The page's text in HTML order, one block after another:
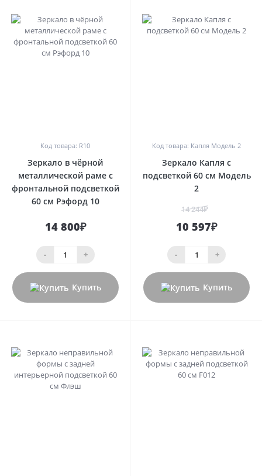
Код товара: R10
Зеркало в чёрной
металлической раме с
фронтальной подсветкой
60 см Рэфорд 10
14 800₽
- +
Купить
Код товара: Капля Модель 2
Зеркало Капля с
подсветкой 60 см Модель
2
14 244₽
10 597₽
- +
Купить